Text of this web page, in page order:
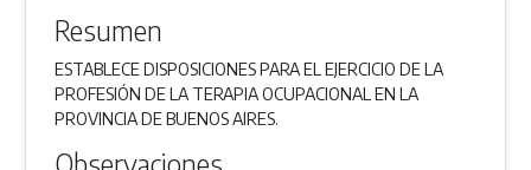
Resumen
ESTABLECE DISPOSICIONES PARA EL EJERCICIO DE LA
PROFESIÓN DE LA TERAPIA OCUPACIONAL EN LA
PROVINCIA DE BUENOS AIRES.